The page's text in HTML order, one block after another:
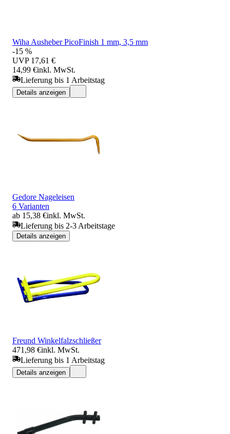
Wiha Ausheber PicoFinish 1 mm, 3,5 mm
-15 %
UVP 17,61 €
14,99 €inkl. MwSt.
Lieferung bis 1 Arbeitstag
Details anzeigen
Gedore Nageleisen
6 Varianten
ab 15,38 €inkl. MwSt.
Lieferung bis 2-3 Arbeitstage
Details anzeigen
Freund Winkelfalzschließer
471,98 €inkl. MwSt.
Lieferung bis 1 Arbeitstag
Details anzeigen